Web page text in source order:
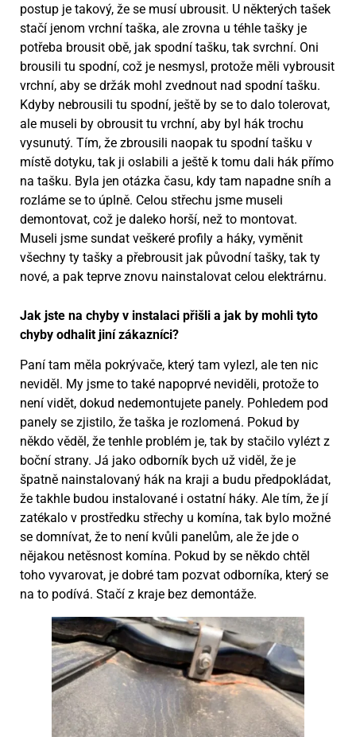
postup je takový, že se musí ubrousit. U některých tašek
stačí jenom vrchní taška, ale zrovna u téhle tašky je
potřeba brousit obě, jak spodní tašku, tak svrchní. Oni
brousili tu spodní, což je nesmysl, protože měli vybrousit
vrchní, aby se držák mohl zvednout nad spodní tašku.
Kdyby nebrousili tu spodní, ještě by se to dalo tolerovat,
ale museli by obrousit tu vrchní, aby byl hák trochu
vysunutý. Tím, že zbrousili naopak tu spodní tašku v
místě dotyku, tak ji oslabili a ještě k tomu dali hák přímo
na tašku. Byla jen otázka času, kdy tam napadne sníh a
rozláme se to úplně. Celou střechu jsme museli
demontovat, což je daleko horší, než to montovat.
Museli jsme sundat veškeré profily a háky, vyměnit
všechny ty tašky a přebrousit jak původní tašky, tak ty
nové, a pak teprve znovu nainstalovat celou elektrárnu.
Jak jste na chyby v instalaci přišli a jak by mohli tyto
chyby odhalit jiní zákazníci?
Paní tam měla pokrývače, který tam vylezl, ale ten nic
neviděl. My jsme to také napoprvé neviděli, protože to
není vidět, dokud nedemontujete panely. Pohledem pod
panely se zjistilo, že taška je rozlomená. Pokud by
někdo věděl, že tenhle problém je, tak by stačilo vylézt z
boční strany. Já jako odborník bych už viděl, že je
špatně nainstalovaný hák na kraji a budu předpokládat,
že takhle budou instalované i ostatní háky. Ale tím, že jí
zatékalo v prostředku střechy u komína, tak bylo možné
se domnívat, že to není kvůli panelům, ale že jde o
nějakou netěsnost komína. Pokud by se někdo chtěl
toho vyvarovat, je dobré tam pozvat odborníka, který se
na to podívá. Stačí z kraje bez demontáže.